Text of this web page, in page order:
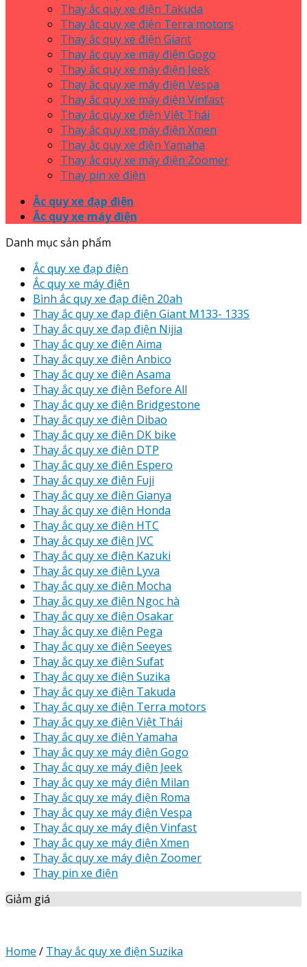
Thay ắc quy xe điện Takuda
Thay ắc quy xe điện Terra motors
Thay ắc quy xe điện Giant
Thay ắc quy xe máy điện Gogo
Thay ắc quy xe máy điện Jeek
Thay ắc quy xe máy điện Vespa
Thay ắc quy xe máy điện Vinfast
Thay ắc quy xe điện Việt Thái
Thay ắc quy xe máy điện Xmen
Thay ắc quy xe điện Yamaha
Thay ắc quy xe máy điện Zoomer
Thay pin xe điện
Ắc quy xe đạp điện
Ắc quy xe máy điện
Danh mục sản phẩm
Ắc quy xe đạp điện
Ắc quy xe máy điện
Bình ắc quy xe đạp điện 20ah
Thay ắc quy xe đạp điện Giant M133- 133S
Thay ắc quy xe đạp điện Nijia
Thay ắc quy xe điện Aima
Thay ắc quy xe điện Anbico
Thay ắc quy xe điện Asama
Thay ắc quy xe điện Before All
Thay ắc quy xe điện Bridgestone
Thay ắc quy xe điện Dibao
Thay ắc quy xe điện DK bike
Thay ắc quy xe điện DTP
Thay ắc quy xe điện Espero
Thay ắc quy xe điện Fuji
Thay ắc quy xe điện Gianya
Thay ắc quy xe điện Honda
Thay ắc quy xe điện HTC
Thay ắc quy xe điện JVC
Thay ắc quy xe điện Kazuki
Thay ắc quy xe điện Lyva
Thay ắc quy xe điện Mocha
Thay ắc quy xe điện Ngọc hà
Thay ắc quy xe điện Osakar
Thay ắc quy xe điện Pega
Thay ắc quy xe điện Seeyes
Thay ắc quy xe điện Sufat
Thay ắc quy xe điện Suzika
Thay ắc quy xe điện Takuda
Thay ắc quy xe điện Terra motors
Thay ắc quy xe điện Việt Thái
Thay ắc quy xe điện Yamaha
Thay ắc quy xe máy điện Gogo
Thay ắc quy xe máy điện Jeek
Thay ắc quy xe máy điện Milan
Thay ắc quy xe máy điện Roma
Thay ắc quy xe máy điện Vespa
Thay ắc quy xe máy điện Vinfast
Thay ắc quy xe máy điện Xmen
Thay ắc quy xe máy điện Zoomer
Thay pin xe điện
Giảm giá
Home / Thay ắc quy xe điện Suzika